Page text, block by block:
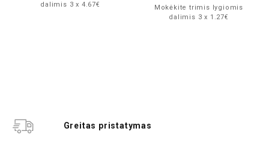
dalimis 3 x 4.67€
Mokėkite trimis lygiomis
dalimis 3 x 1.27€
Greitas pristatymas